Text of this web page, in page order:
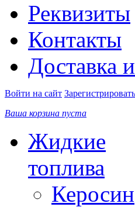
Реквизиты
Контакты
Доставка
Войти на сайт
Ваша корзина пуста
Жидкие
топлива
Керосин